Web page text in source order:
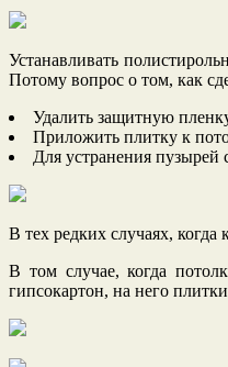
Устанавливать
Потому вопрос о том, как
Удалить защитную
Приложить плитку к
Для устранения пузырей
В тех редких случаях,
В том случае, когда
гипсокартон, на него